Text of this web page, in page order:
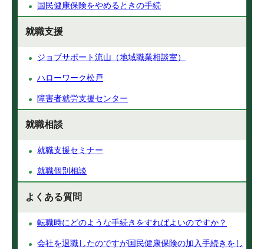
国民健康保険をやめるときの手続
就職支援
ジョブサポート流山（地域職業相談室）
ハローワーク松戸
障害者就労支援センター
就職相談
就職支援セミナー
就職個別相談
よくある質問
転職時にどのような手続きをすればよいのですか？
会社を退職したのですが国民健康保険の加入手続きをし